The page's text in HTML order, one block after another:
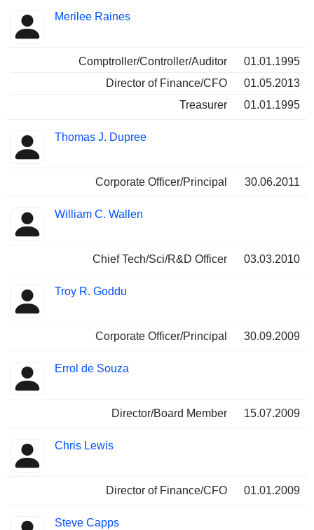
Merilee Raines
Comptroller/Controller/Auditor
01.01.1995
Director of Finance/CFO
01.05.2013
Treasurer
01.01.1995
Thomas J. Dupree
Corporate Officer/Principal 30.06.2011
William C. Wallen
Chief Tech/Sci/R&D Officer 03.03.2010
Troy R. Goddu
Corporate Officer/Principal 30.09.2009
Errol de Souza
Director/Board Member 15.07.2009
Chris Lewis
Director of Finance/CFO 01.01.2009
Steve Capps